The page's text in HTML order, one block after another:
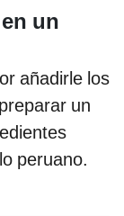
un
añadirle los
un
peruano.